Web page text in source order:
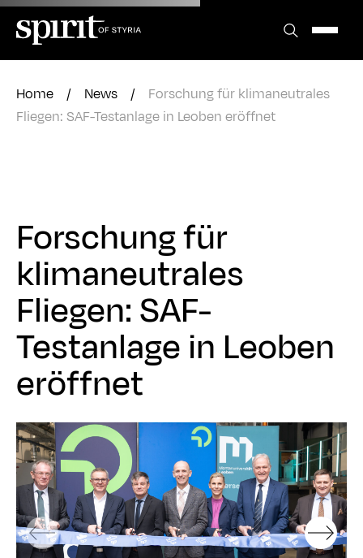
Zum
Inhalt
springen
Home
/ News /
Forschung für klimaneutrales
Fliegen: SAF-Testanlage in Leoben eröffnet
Forschung für
klimaneutrales
Fliegen: SAF-
Testanlage in Leoben
eröffnet